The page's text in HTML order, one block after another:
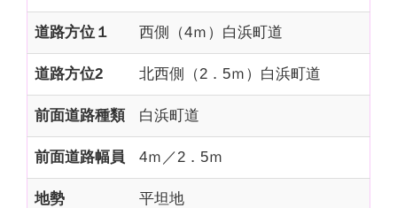
道路方位１ 西側（4ｍ）白浜町道
道路方位2 北西側（2．5ｍ）白浜町道
前面道路種類 白浜町道
前面道路幅員 4ｍ／2．5ｍ
地勢 平坦地